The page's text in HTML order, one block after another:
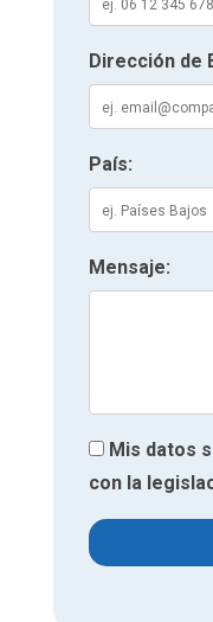
Dirección de
País:
Mensaje:
Mis datos
con la